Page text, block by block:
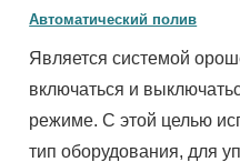
Автоматический полив
Является системой
включаться и
режиме. С этой целью
тип оборудования, для